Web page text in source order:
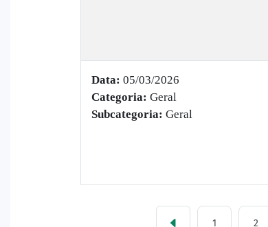
Data: 05/03/2026
Categoria: Geral
Subcategoria: Geral
1 2